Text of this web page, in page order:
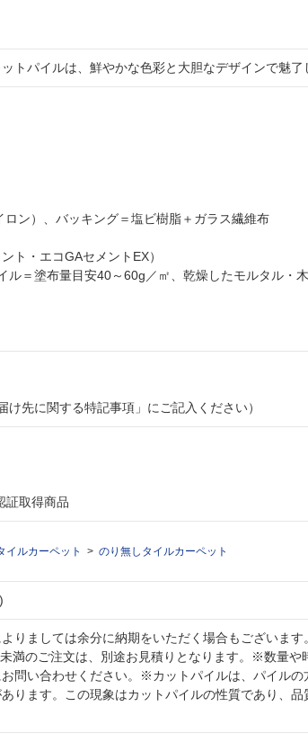
トパイルは、鮮やかな色彩と大胆なデザインで魅了
ン）、バッキング＝塩ビ樹脂＋ガラス繊維布
ト・エコGAセメントEX）
ル＝塗布量目安40～60g／㎡、乾燥したモルタル・
先に関する特記事項」にご記入ください）
証取得商品
イルカーペット のり無しタイルカーペット
りましては余分に納期をいただく場合もございま
満のご注文は、別途お見積りとなります。※数量や
問い合わせください。※カットパイルは、パイルの
ります。この現象はカットパイルの性質であり、品